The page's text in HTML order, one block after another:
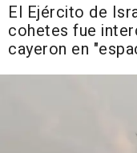
El Ejército de
cohetes fue
cayeron en